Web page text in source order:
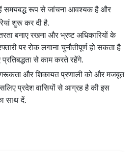
समयबद्ध रूप से जांचना आवश्यक है और
शुरू कर दी है.
बनाए रखना और भ्रष्ट अधिकारियों के
पर रोक लगाना चुनौतीपूर्ण हो सकता है
से काम करते रहेंगे.
और शिकायत प्रणाली को और मजबूत
प्रदेश वासियों से आग्रह है की इस
साथ दें.